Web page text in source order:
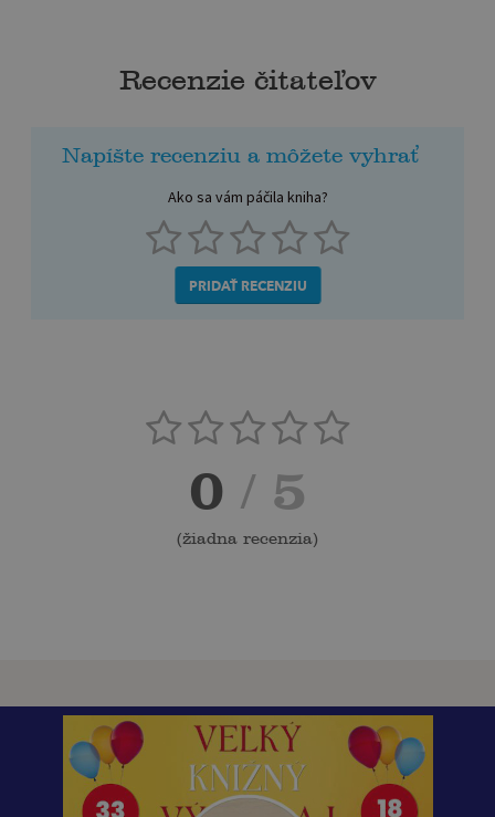
Recenzie čitateľov
Napíšte recenziu a môžete vyhrať
Ako sa vám páčila kniha?
PRIDAŤ RECENZIU
0 / 5
(žiadna recenzia)